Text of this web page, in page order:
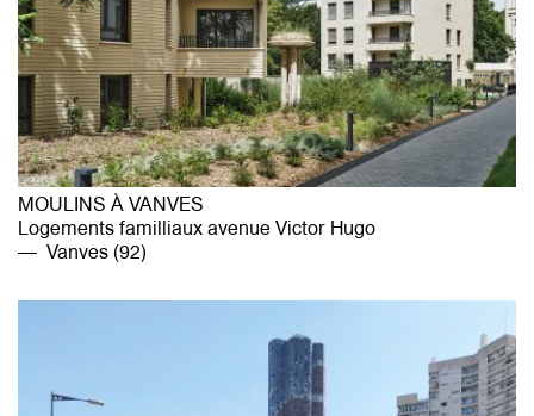
MOULINS À VANVES
Logements familliaux avenue Victor Hugo
Vanves (92)